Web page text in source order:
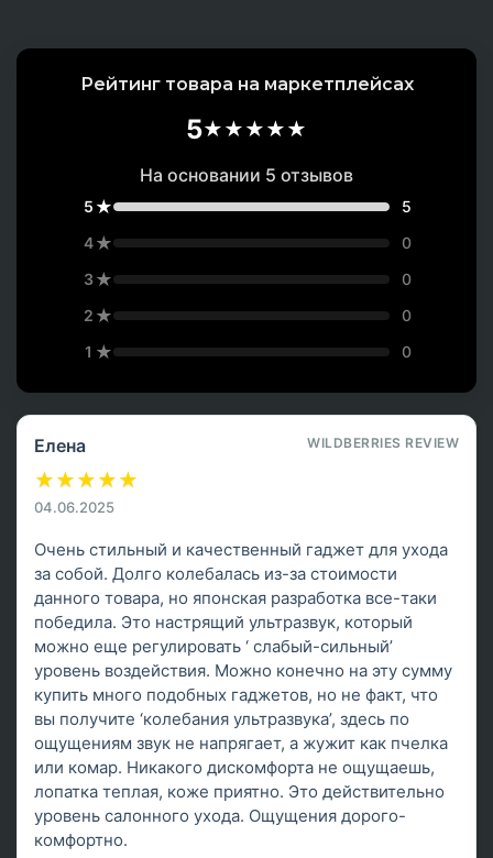
Рейтинг товара на маркетплейсах
5★★★★★
На основании 5 отзывов
5 ★
5
4 ★
0
3 ★
0
2 ★
0
1 ★ 0
Елена
★★★★★
04.06.2025
WILDBERRIES REVIEW
Очень стильный и качественный гаджет для ухода
за собой. Долго колебалась из-за стоимости
данного товара, но японская разработка все-таки
победила. Это настрящий ультразвук, который
можно еще регулировать ‘ слабый-сильный’
уровень воздействия. Можно конечно на эту сумму
купить много подобных гаджетов, но не факт, что
вы получите ‘колебания ультразвука’, здесь по
ощущениям звук не напрягает, а жужит как пчелка
или комар. Никакого дискомфорта не ощущаешь,
лопатка теплая, коже приятно. Это действительно
уровень салонного ухода. Ощущения дорого-
комфортно.